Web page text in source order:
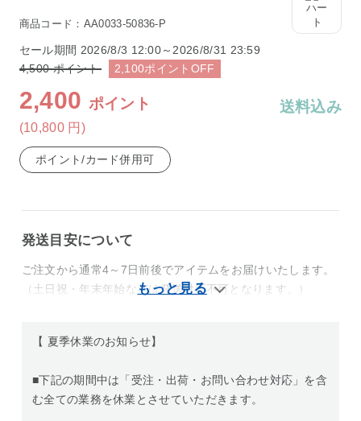
商品コード：AA0033-50836-P
セール期間 2026/8/3 12:00～2026/8/31 23:59
4,500ポイント 2,100ポイント OFF
2,400 ポイント
(10,800 円 )
送料込み
ポイント/カード併用可
発送目安について
ご注文から通常4～7日前後でアイテムをお届けいたします。
（土日祝・年末年始などは発送対応不可となります。）
【 夏季休業のお知らせ】
■下記の期間中は「受注・出荷・お問い合わせ対応」を含
む全ての業務を休業とさせていただきます。